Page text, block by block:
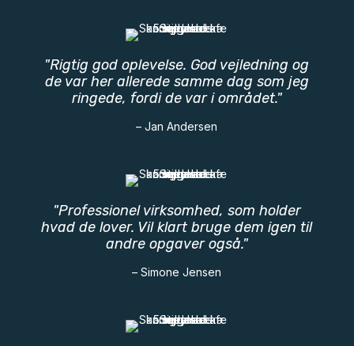
"Rigtig god oplevelse. God vejledning og
de var her allerede samme dag som jeg
ringede, fordi de var i området."
– Jan Andersen
"Professionel virksomhed, som holder
hvad de lover. Vil klart bruge dem igen til
andre opgaver også."
– Simone Jensen